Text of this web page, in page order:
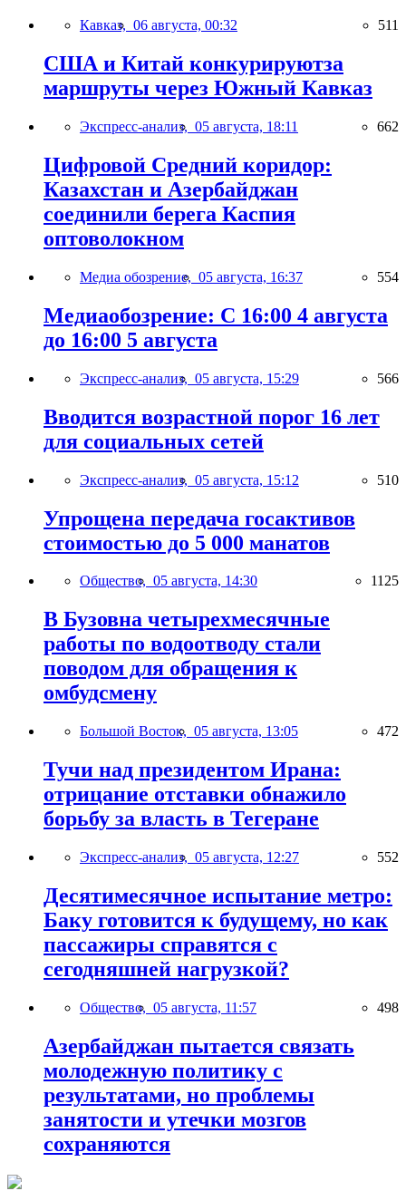
Кавказ, 06 августа, 00:32 511
США и Китай конкурируютза
маршруты через Южный Кавказ
Экспресс-анализ, 05 августа, 18:11 662
Цифровой Средний коридор:
Казахстан и Азербайджан
соединили берега Каспия
оптоволокном
Медиа обозрение, 05 августа, 16:37 554
Медиаобозрение: С 16:00 4 августа
до 16:00 5 августа
Экспресс-анализ, 05 августа, 15:29 566
Вводится возрастной порог 16 лет
для социальных сетей
Экспресс-анализ, 05 августа, 15:12 510
Упрощена передача госактивов
стоимостью до 5 000 манатов
Общество, 05 августа, 14:30 1125
В Бузовна четырехмесячные
работы по водоотводу стали
поводом для обращения к
омбудсмену
Большой Восток, 05 августа, 13:05 472
Тучи над президентом Ирана:
отрицание отставки обнажило
борьбу за власть в Тегеране
Экспресс-анализ, 05 августа, 12:27 552
Десятимесячное испытание метро:
Баку готовится к будущему, но как
пассажиры справятся с
сегодняшней нагрузкой?
Общество, 05 августа, 11:57 498
Азербайджан пытается связать
молодежную политику с
результатами, но проблемы
занятости и утечки мозгов
сохраняются